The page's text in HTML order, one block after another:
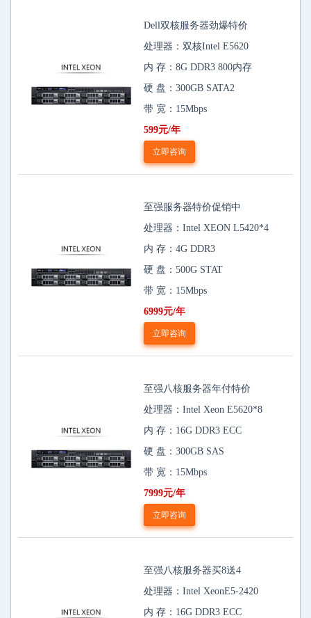
Dell双核服务器劲爆特价
处理器：双核Intel E5620
内 存：8G DDR3 800内存
硬 盘：300GB SATA2
带 宽：15Mbps
599元/年
立即咨询
至强服务器特价促销中
处理器：Intel XEON L5420*4
内 存：4G DDR3
硬 盘：500G STAT
带 宽：15Mbps
6999元/年
立即咨询
至强八核服务器年付特价
处理器：Intel Xeon E5620*8
内 存：16G DDR3 ECC
硬 盘：300GB SAS
带 宽：15Mbps
7999元/年
立即咨询
至强八核服务器买8送4
处理器：Intel XeonE5-2420
内 存：16G DDR3 ECC